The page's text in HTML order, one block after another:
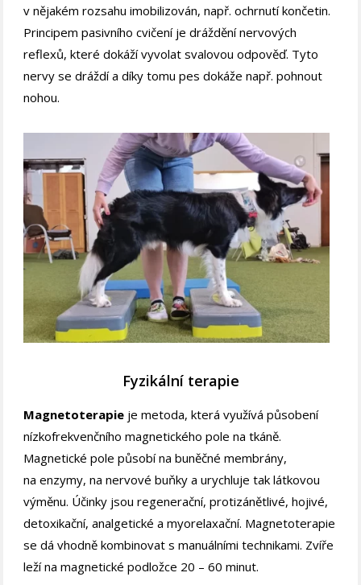
v nějakém rozsahu imobilizován, např. ochrnutí končetin.
Principem pasivního cvičení je dráždění nervových
reflexů, které dokáží vyvolat svalovou odpověď. Tyto
nervy se dráždí a díky tomu pes dokáže např. pohnout
nohou.
Fyzikální terapie
Magnetoterapie je metoda, která využívá působení
nízkofrekvenčního magnetického pole na tkáně.
Magnetické pole působí na buněčné membrány,
na enzymy, na nervové buňky a urychluje tak látkovou
výměnu. Účinky jsou regenerační, protizánětlivé, hojivé,
detoxikační, analgetické a myorelaxační. Magnetoterapie
se dá vhodně kombinovat s manuálními technikami. Zvíře
leží na magnetické podložce 20 – 60 minut.